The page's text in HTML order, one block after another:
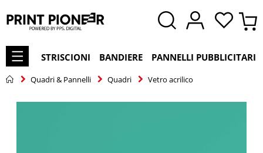
STRISCIONI BANDIERE PANNELLI PUBBLICITARI
Quadri & Pannelli Quadri Vetro acrilico
Vai